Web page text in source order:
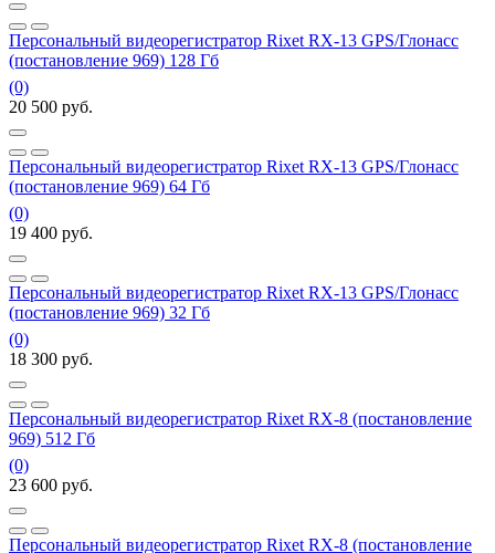
Персональный видеорегистратор Rixet RX-13 GPS/Глонасс
(постановление 969) 128 Гб
(0)
20 500 руб.
Персональный видеорегистратор Rixet RX-13 GPS/Глонасс
(постановление 969) 64 Гб
(0)
19 400 руб.
Персональный видеорегистратор Rixet RX-13 GPS/Глонасс
(постановление 969) 32 Гб
(0)
18 300 руб.
Персональный видеорегистратор Rixet RX-8 (постановление
969) 512 Гб
(0)
23 600 руб.
Персональный видеорегистратор Rixet RX-8 (постановление